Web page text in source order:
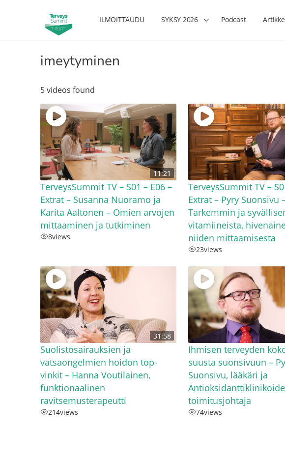
ILMOITTAUDU SYKSY 2026 Podcast
imeytyminen
5 videos found
11:21
TerveysSummit TV – S01 – E06 –
Extrat – Susanna Nuoramo ja
Karita Aaltonen – Omien arvojen
mittaaminen ja tutkiminen
8views
TerveysSummit TV –
Extrat – Pyry Suonsivu
Tarkemmin ja
vitamiineista,
niiden mittaamisesta
23views
31:58
Suolistosairauksien ja
vatsaongelmien hoidon top-
vinkit – Hanna Voutilainen,
funktionaalinen
ravitsemusterapeutti
214views
Ihmisen terveyden
suusta suonsivuun –
Suonsivu, lääkäri ja
toimitusjohtaja
74views
hormonihoito